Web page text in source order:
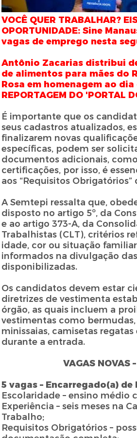
VOCÊ QUER TRABALHAR?
OPORTUNIDADE: Sine
vagas de emprego nesta
Antônio Zacarias distribui
de alimentos para mães do
Rosa em homenagem ao dia
REPORTAGEM DO 'PORTAL
É importante que os
seus cadastros atualizados,
finalizarem novas
específicas, podem ser
documentos adicionais,
certificações, por isso, é
aos “Requisitos Obrigatórios”
A Semtepi ressalta que,
disposto no artigo 5º, da
e ao artigo 373-A, da
Trabalhistas (CLT), critérios
idade, cor ou situação
informados na divulgação
disponibilizadas.
Os candidatos devem estar
diretrizes de vestimenta
órgão, as quais incluem a
vestimentas como
minissaias, camisetas
durante a entrada.
VAGAS NOVAS
5 vagas – Encarregado(a) de
Escolaridade – ensino médio
Experiência – seis meses na
Trabalho;
Requisitos Obrigatórios –